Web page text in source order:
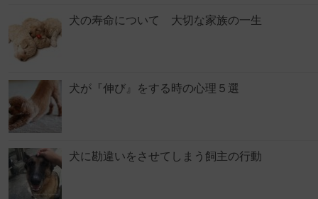
犬の寿命について 大切な家族の一生
犬が『伸び』をする時の心理５選
犬に勘違いをさせてしまう飼主の行動